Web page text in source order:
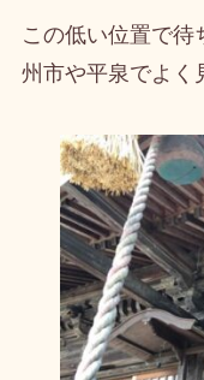
この低い位置で待
州市や平泉でよく